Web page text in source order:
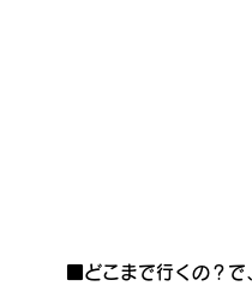
■どこまで行くの？で